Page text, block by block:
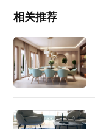
相关推荐